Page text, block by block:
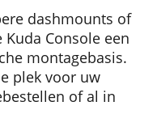
dashmounts of
Console een
montagebasis.
plek voor uw
of al in